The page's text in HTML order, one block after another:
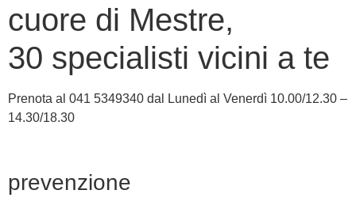
cuore di Mestre,
30 specialisti vicini a te
Prenota al 041 5349340 dal Lunedì al Venerdì 10.00/12.30 –
14.30/18.30
prevenzione